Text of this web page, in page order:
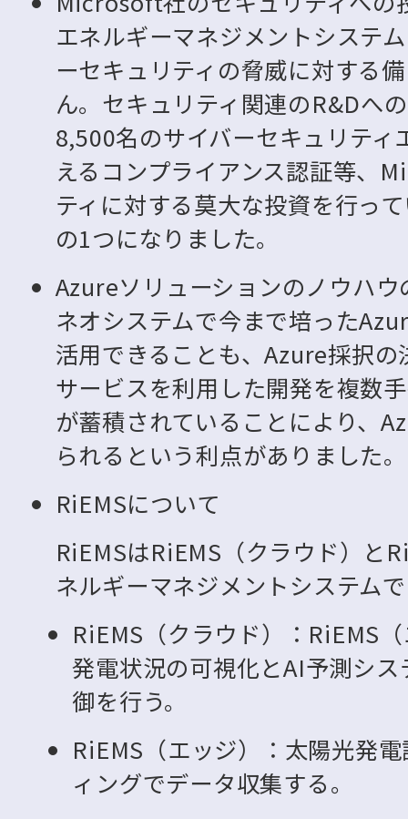
エネルギーマネジメントシステ
ーセキュリティの脅威に対する
ん。セキュリティ関連のR&Dへ
8,500名のサイバーセキュリテ
えるコンプライアンス認証等、
ティに対する莫大な投資を行っ
の1つになりました。
Azureソリューションのノウハウ
ネオシステムで今まで培った
活用できることも、Azure採択
サービスを利用した開発を複数
が蓄積されていることにより、
られるという利点がありました。
RiEMSについて
RiEMSはRiEMS（クラウド）と
ネルギーマネジメントシステム
RiEMS（クラウド）：RiEMS
発電状況の可視化とAI予測シ
御を行う。
RiEMS（エッジ）：太陽光発
ィングでデータ収集する。